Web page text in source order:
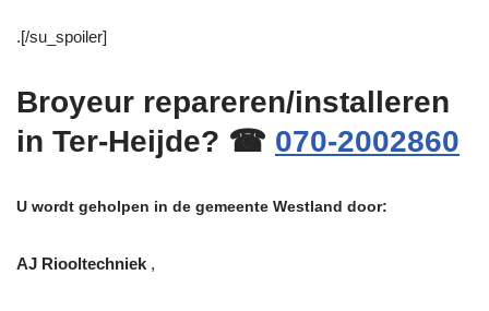
.[/su_spoiler]
Broyeur repareren/installeren
in Ter-Heijde? ☎ 070-2002860
U wordt geholpen in de gemeente Westland door:
AJ Riooltechniek ,